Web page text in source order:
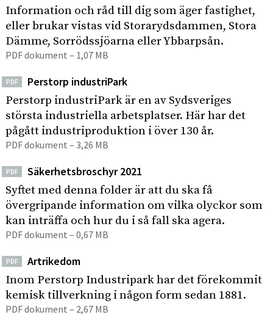
Information och råd till dig som äger fastighet,
eller brukar vistas vid Storarydsdammen, Stora
Dämme, Sorrödssjöarna eller Ybbarpsån.
PDF dokument – 1,07 MB
PDF
Perstorp industriPark
Perstorp industriPark är en av Sydsveriges
största industriella arbetsplatser. Här har det
pågått industriproduktion i över 130 år.
PDF dokument – 3,26 MB
PDF
Säkerhetsbroschyr 2021
Syftet med denna folder är att du ska få
övergripande information om vilka olyckor som
kan inträffa och hur du i så fall ska agera.
PDF dokument – 0,67 MB
PDF
Artrikedom
Inom Perstorp Industripark har det förekommit
kemisk tillverkning i någon form sedan 1881.
PDF dokument – 2,67 MB